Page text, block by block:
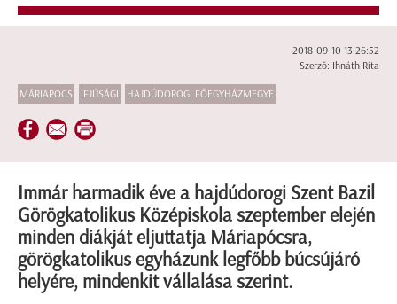
2018-09-10 13:26:52
Szerző: Ihnáth Rita
MÁRIAPÓCS IFJÚSÁGI HAJDÚDOROGI FŐEGYHÁZMEGYE
Immár harmadik éve a hajdúdorogi Szent Bazil
Görögkatolikus Középiskola szeptember elején
minden diákját eljuttatja Máriapócsra,
görögkatolikus egyházunk legfőbb búcsújáró
helyére, mindenkit vállalása szerint.